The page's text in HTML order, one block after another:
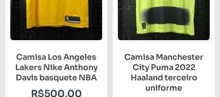
Camisa Los Angeles
Lakers Nike Anthony
Davis basquete NBA
R$500,00
Camisa Manchester
City Puma 2022
Haaland terceiro
uniforme